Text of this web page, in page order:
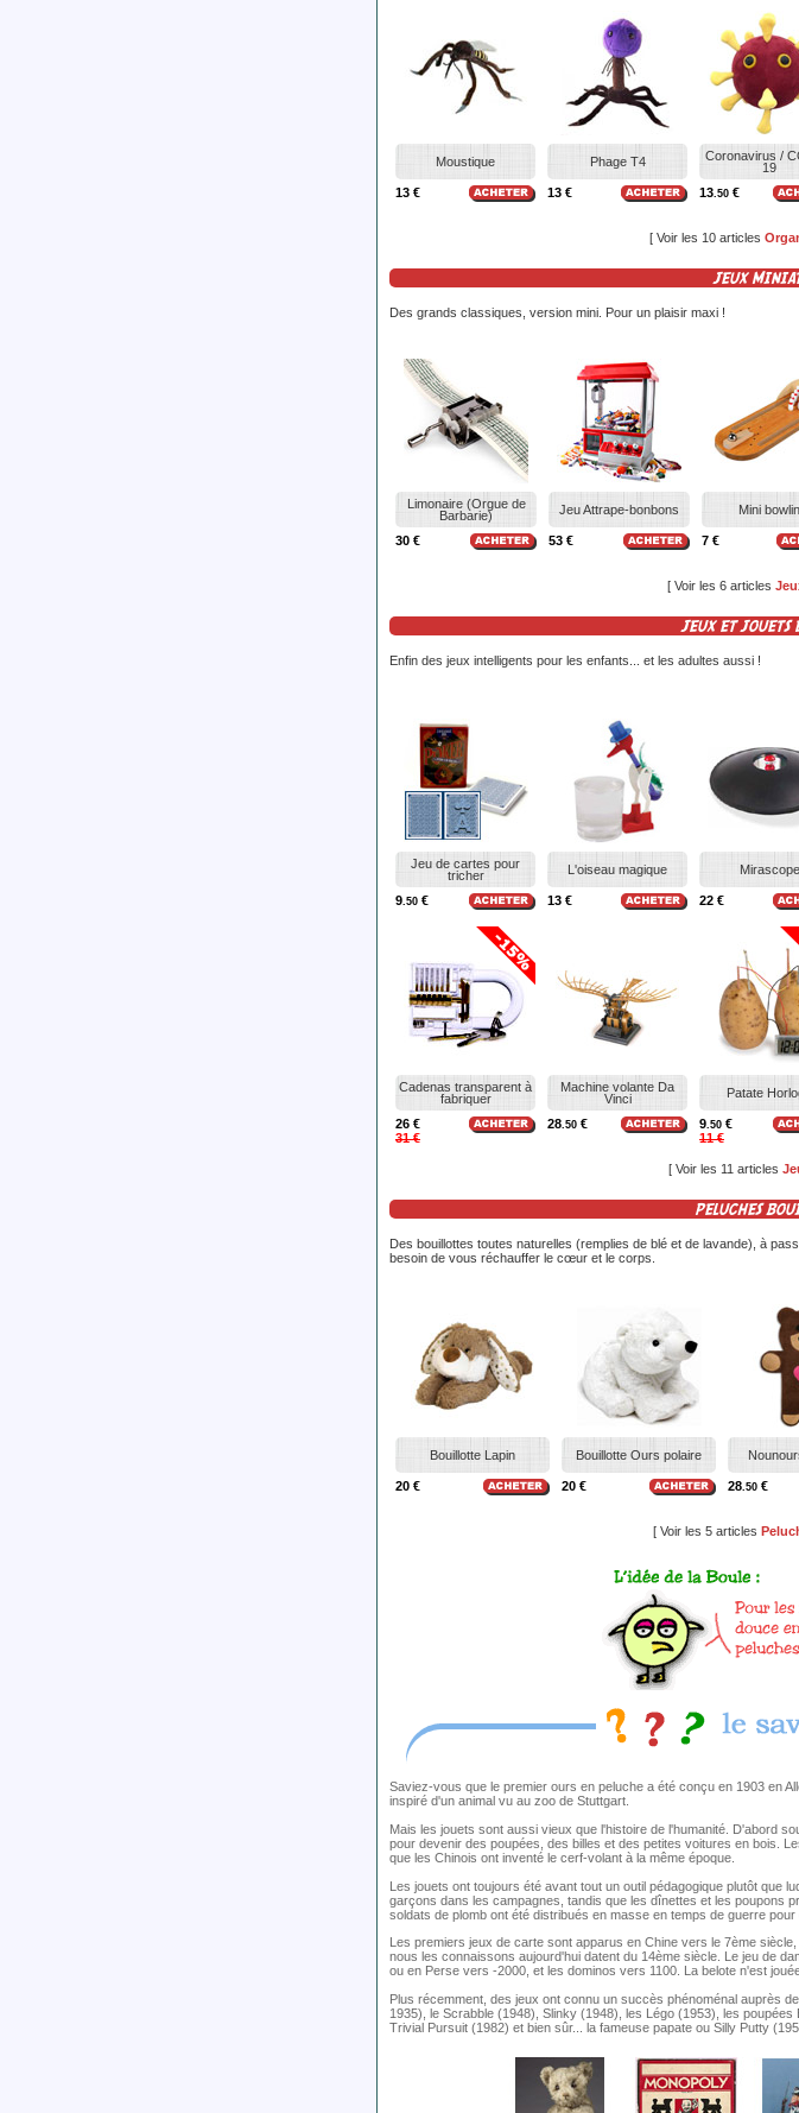
Moustique
13 €
Phage T4
13 €
Coronavirus /
19
13.50 €
[ Voir les 10 articles
JEUX
Des grands classiques, version mini. Pour un plaisir maxi !
Limonaire (Orgue de
Barbarie)
30 €
Jeu Attrape-bonbons
53 €
Mini
7 €
[ Voir les 6 articles
JEUX ET JOUETS
Enfin des jeux intelligents pour les enfants... et les adultes aussi !
Jeu de cartes pour
tricher
9.50 €
L'oiseau magique
13 €
Mirascope
22 €
Cadenas transparent à
fabriquer
26 €
31 €
Machine volante Da
Vinci
28.50 €
Patate
9.50 €
11 €
[ Voir les 11 articles
PELUCHES
Des bouillottes toutes naturelles (remplies de blé et de lavande), à
besoin de vous réchauffer le cœur et le corps.
Bouillotte Lapin
20 €
Bouillotte Ours polaire
20 € 28.50 €
[ Voir les 5 articles
Saviez-vous que le premier ours en peluche a été conçu en 1903 en
inspiré d'un animal vu au zoo de Stuttgart.
Mais les jouets sont aussi vieux que l'histoire de l'humanité. D'abord
pour devenir des poupées, des billes et des petites voitures en bois.
que les Chinois ont inventé le cerf-volant à la même époque.
Les jouets ont toujours été avant tout un outil pédagogique plutôt que
garçons dans les campagnes, tandis que les dînettes et les poupons
soldats de plomb ont été distribués en masse en temps de guerre
Les premiers jeux de carte sont apparus en Chine vers le 7ème
nous les connaissons aujourd'hui datent du 14ème siècle. Le jeu de
ou en Perse vers -2000, et les dominos vers 1100. La belote n'est
Plus récemment, des jeux ont connu un succès phénoménal auprès
1935), le Scrabble (1948), Slinky (1948), les Légo (1953), les
Trivial Pursuit (1982) et bien sûr... la fameuse papate ou Silly Putty